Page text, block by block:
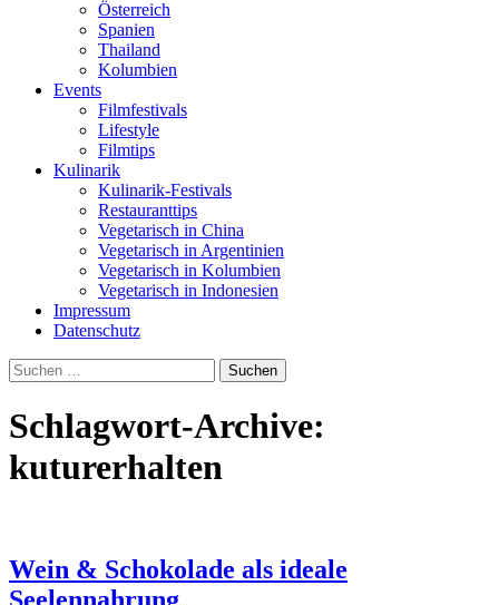
Österreich
Spanien
Thailand
Kolumbien
Events
Filmfestivals
Lifestyle
Filmtips
Kulinarik
Kulinarik-Festivals
Restauranttips
Vegetarisch in China
Vegetarisch in Argentinien
Vegetarisch in Kolumbien
Vegetarisch in Indonesien
Impressum
Datenschutz
Suchen
nach:
Schlagwort-Archive:
kuturerhalten
Wein & Schokolade als ideale
Seelennahrung